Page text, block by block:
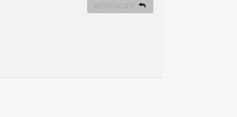
RESPONDER